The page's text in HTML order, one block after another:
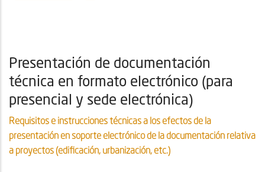
Presentación de documentación
técnica en formato electrónico (para
presencial y sede electrónica)
Requisitos e instrucciones técnicas a los efectos de la
presentación en soporte electrónico de la documentación relativa
a proyectos (edificación, urbanización, etc.)